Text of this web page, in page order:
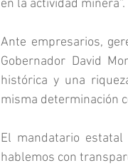
en la actividad minera”.
Ante empresarios,
Gobernador David
histórica y una
misma determinación
El mandatario
hablemos con